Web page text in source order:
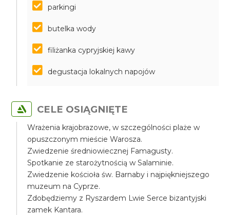
parkingi
butelka wody
filiżanka cypryjskiej kawy
degustacja lokalnych napojów
CELE OSIĄGNIĘTE
Wrażenia krajobrazowe, w szczególności plaże w
opuszczonym mieście Warosza.
Zwiedzenie średniowiecznej Famagusty.
Spotkanie ze starożytnością w Salaminie.
Zwiedzenie kościoła św. Barnaby i najpiękniejszego
muzeum na Cyprze.
Zdobędziemy z Ryszardem Lwie Serce bizantyjski
zamek Kantara.